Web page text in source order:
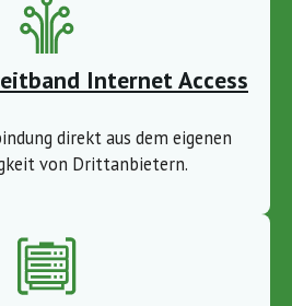
Internet Access
direkt aus dem eigenen
von Drittanbietern.